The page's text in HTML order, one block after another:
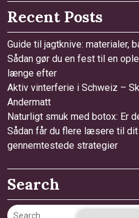
Recent Posts
Guide til jagtknive: materialer,
Sådan gør du en fest til en
længe efter
Aktiv vinterferie i Schweiz –
Andermatt
Naturligt smuk med botox: Er
Sådan får du flere læsere til
gennemtestede strategier
Search